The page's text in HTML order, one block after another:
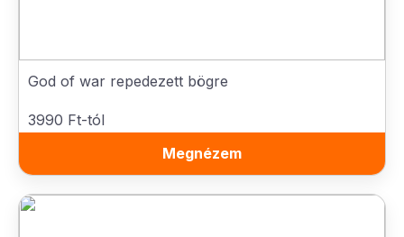
God of war repedezett bögre
3990 Ft-tól
Megnézem